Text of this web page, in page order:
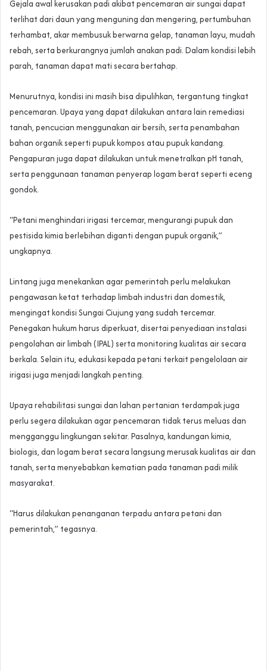
Gejala awal kerusakan padi akibat pencemaran air sungai dapat
terlihat dari daun yang menguning dan mengering, pertumbuhan
terhambat, akar membusuk berwarna gelap, tanaman layu, mudah
rebah, serta berkurangnya jumlah anakan padi. Dalam kondisi lebih
parah, tanaman dapat mati secara bertahap.
Menurutnya, kondisi ini masih bisa dipulihkan, tergantung tingkat
pencemaran. Upaya yang dapat dilakukan antara lain remediasi
tanah, pencucian menggunakan air bersih, serta penambahan
bahan organik seperti pupuk kompos atau pupuk kandang.
Pengapuran juga dapat dilakukan untuk menetralkan pH tanah,
serta penggunaan tanaman penyerap logam berat seperti eceng
gondok.
“Petani menghindari irigasi tercemar, mengurangi pupuk dan
pestisida kimia berlebihan diganti dengan pupuk organik,”
ungkapnya.
Lintang juga menekankan agar pemerintah perlu melakukan
pengawasan ketat terhadap limbah industri dan domestik,
mengingat kondisi Sungai Ciujung yang sudah tercemar.
Penegakan hukum harus diperkuat, disertai penyediaan instalasi
pengolahan air limbah (IPAL) serta monitoring kualitas air secara
berkala. Selain itu, edukasi kepada petani terkait pengelolaan air
irigasi juga menjadi langkah penting.
Upaya rehabilitasi sungai dan lahan pertanian terdampak juga
perlu segera dilakukan agar pencemaran tidak terus meluas dan
mengganggu lingkungan sekitar. Pasalnya, kandungan kimia,
biologis, dan logam berat secara langsung merusak kualitas air dan
tanah, serta menyebabkan kematian pada tanaman padi milik
masyarakat.
“Harus dilakukan penanganan terpadu antara petani dan
pemerintah,” tegasnya.